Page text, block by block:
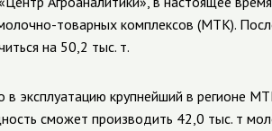
товарных комплексов (МТК).
на 50,2 тыс. т.
в эксплуатацию крупнейший в регионе
сможет производить 42,0 тыс. т